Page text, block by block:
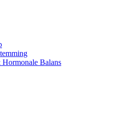
Balans